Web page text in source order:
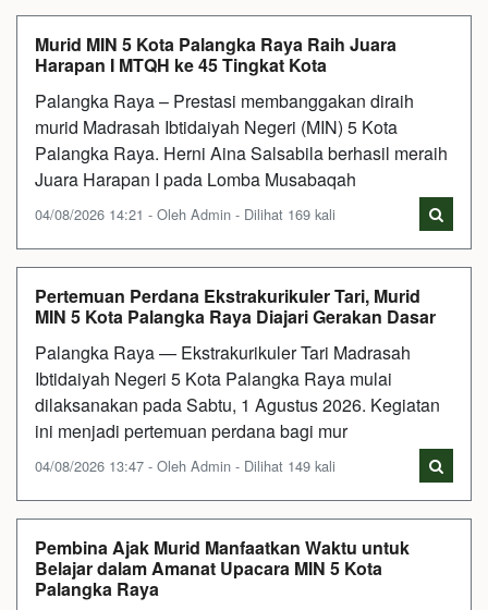
Murid MIN 5 Kota Palangka Raya Raih Juara
Harapan I MTQH ke 45 Tingkat Kota
Palangka Raya – Prestasi membanggakan diraih
murid Madrasah Ibtidaiyah Negeri (MIN) 5 Kota
Palangka Raya. Herni Aina Salsabila berhasil meraih
Juara Harapan I pada Lomba Musabaqah
04/08/2026 14:21 - Oleh Admin - Dilihat 169 kali
Pertemuan Perdana Ekstrakurikuler Tari, Murid
MIN 5 Kota Palangka Raya Diajari Gerakan Dasar
Palangka Raya — Ekstrakurikuler Tari Madrasah
Ibtidaiyah Negeri 5 Kota Palangka Raya mulai
dilaksanakan pada Sabtu, 1 Agustus 2026. Kegiatan
ini menjadi pertemuan perdana bagi mur
04/08/2026 13:47 - Oleh Admin - Dilihat 149 kali
Pembina Ajak Murid Manfaatkan Waktu untuk
Belajar dalam Amanat Upacara MIN 5 Kota
Palangka Raya